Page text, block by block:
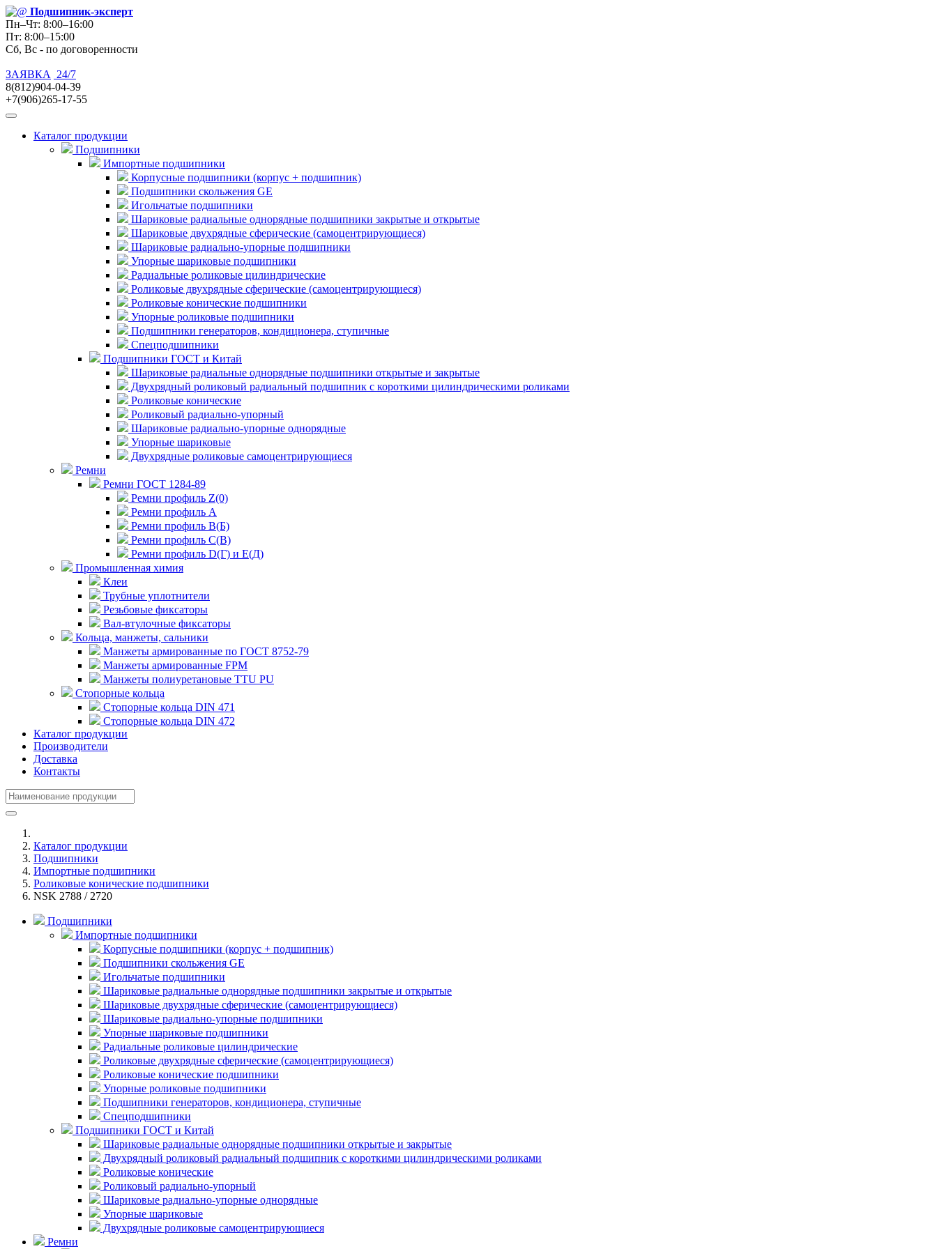
Подшипник-эксперт
Пн–Чт: 8:00–16:00
Пт: 8:00–15:00
Сб, Вс - по договоренности
ЗАЯВКА
24/7
8(812)904-04-39
+7(906)265-17-55
Каталог продукции
Подшипники
Импортные подшипники
Корпусные подшипники (корпус + подшипник)
Подшипники скольжения GE
Игольчатые подшипники
Шариковые радиальные однорядные подшипники закрытые и открытые
Шариковые двухрядные сферические (самоцентрирующиеся)
Шариковые радиально-упорные подшипники
Упорные шариковые подшипники
Радиальные роликовые цилиндрические
Роликовые двухрядные сферические (самоцентрирующиеся)
Роликовые конические подшипники
Упорные роликовые подшипники
Подшипники генераторов, кондиционера, ступичные
Спецподшипники
Подшипники ГОСТ и Китай
Шариковые радиальные однорядные подшипники открытые и закрытые
Двухрядный роликовый радиальный подшипник с короткими цилиндрическими роликами
Роликовые конические
Роликовый радиально-упорный
Шариковые радиально-упорные однорядные
Упорные шариковые
Двухрядные роликовые самоцентрирующиеся
Ремни
Ремни ГОСТ 1284-89
Ремни профиль Z(0)
Ремни профиль А
Ремни профиль В(Б)
Ремни профиль С(В)
Ремни профиль D(Г) и E(Д)
Промышленная химия
Клеи
Трубные уплотнители
Резьбовые фиксаторы
Вал-втулочные фиксаторы
Кольца, манжеты, сальники
Манжеты армированные по ГОСТ 8752-79
Манжеты армированные FPM
Манжеты полиуретановые TTU PU
Стопорные кольца
Стопорные кольца DIN 471
Стопорные кольца DIN 472
Каталог продукции
Производители
Доставка
Контакты
Каталог продукции
Подшипники
Импортные подшипники
Роликовые конические подшипники
NSK 2788 / 2720
Подшипники
Импортные подшипники
Корпусные подшипники (корпус + подшипник)
Подшипники скольжения GE
Игольчатые подшипники
Шариковые радиальные однорядные подшипники закрытые и открытые
Шариковые двухрядные сферические (самоцентрирующиеся)
Шариковые радиально-упорные подшипники
Упорные шариковые подшипники
Радиальные роликовые цилиндрические
Роликовые двухрядные сферические (самоцентрирующиеся)
Роликовые конические подшипники
Упорные роликовые подшипники
Подшипники генераторов, кондиционера, ступичные
Спецподшипники
Подшипники ГОСТ и Китай
Шариковые радиальные однорядные подшипники открытые и закрытые
Двухрядный роликовый радиальный подшипник с короткими цилиндрическими роликами
Роликовые конические
Роликовый радиально-упорный
Шариковые радиально-упорные однорядные
Упорные шариковые
Двухрядные роликовые самоцентрирующиеся
Ремни